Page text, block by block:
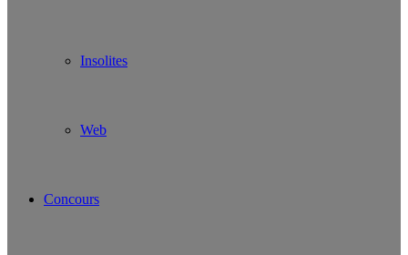
Insolites
Web
Concours